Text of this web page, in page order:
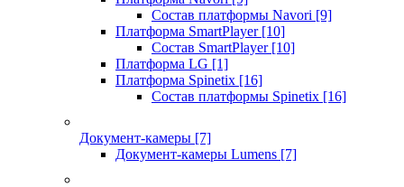
Состав платформы Navori [9]
Платформа SmartPlayer [10]
Состав SmartPlayer [10]
Платформа LG [1]
Платформа Spinetix [16]
Состав платформы Spinetix [16]
Документ-камеры [7]
Документ-камеры Lumens [7]